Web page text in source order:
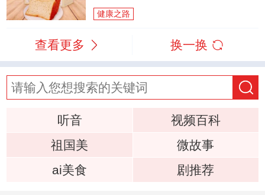
健康之路
查看更多 换一换
听音
视频百科
祖国美
微故事
ai美食
剧推荐